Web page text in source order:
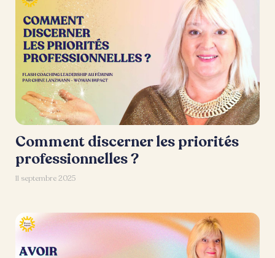
Comment discerner les priorités
professionnelles ?
11 septembre 2025